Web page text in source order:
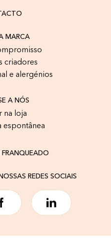
MARCA
criadores
e alergénios
A NÓS
na loja
espontânea
FRANQUEADO
REDES SOCIAIS